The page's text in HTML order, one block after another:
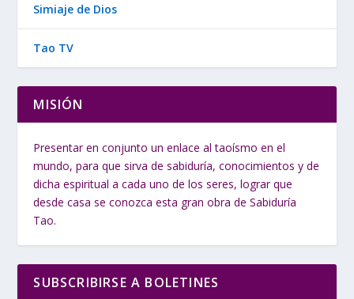
Simiaje de Dios
Tao TV
MISIÓN
Presentar en conjunto un enlace al taoísmo en el
mundo, para que sirva de sabiduría, conocimientos y de
dicha espiritual a cada uno de los seres, lograr que
desde casa se conozca esta gran obra de Sabiduría
Tao.
SUBSCRIBIRSE A BOLETINES